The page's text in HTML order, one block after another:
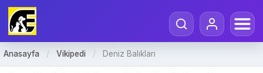
Anasayfa / Vikipedi / Deniz Balıkları